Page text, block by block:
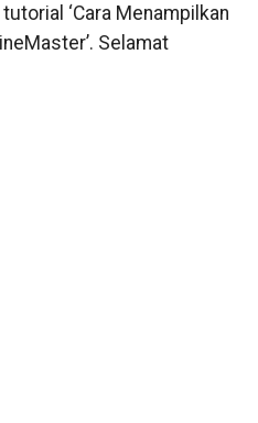
‘Cara Menampilkan
Selamat